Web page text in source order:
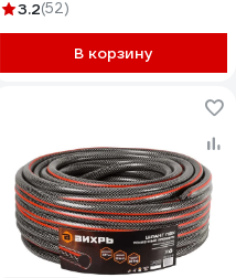
3/4-50_z01
3.2(52)
В корзину